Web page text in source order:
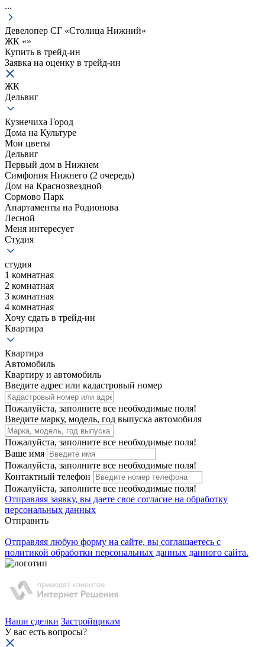
...
Девелопер СГ «Столица Нижний»
ЖК «»
Купить в трейд-ин
Заявка на оценку в трейд-ин
ЖК
Дельвиг
Кузнечиха Город
Дома на Культуре
Мои цветы
Дельвиг
Первый дом в Нижнем
Симфония Нижнего (2 очередь)
Дом на Краснозвездной
Сормово Парк
Апартаменты на Родионова
Лесной
Меня интересует
Студия
студия
1 комнатная
2 комнатная
3 комнатная
4 комнатная
Хочу сдать в трейд-ин
Квартира
Квартира
Автомобиль
Квартиру и автомобиль
Введите адрес или кадастровый номер
Пожалуйста, заполните все необходимые поля!
Введите марку, модель, год выпуска автомобиля
Пожалуйста, заполните все необходимые поля!
Ваше имя
Пожалуйста, заполните все необходимые поля!
Контактный телефон
Пожалуйста, заполните все необходимые поля!
Отправляя заявку, вы даете свое согласие на обработку
персональных данных
Отправить
Отправляя любую форму на сайте, вы соглашаетесь с
политикой обработки персональных данных данного сайта.
Наши сделки Застройщикам
У вас есть вопросы?